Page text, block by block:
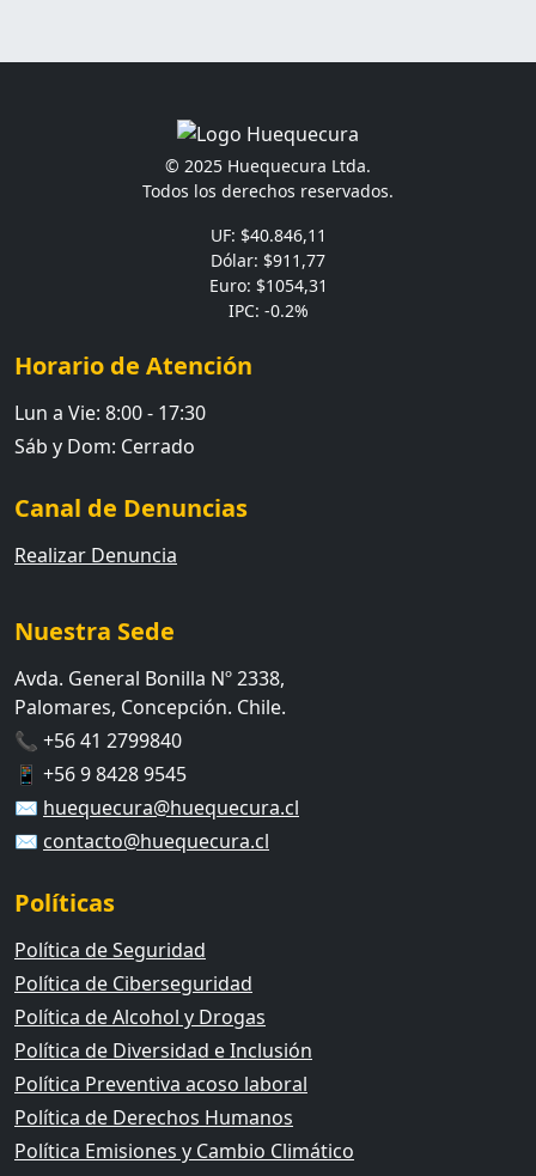
© 2025 Huequecura Ltda.
Todos los derechos reservados.
UF: $40.846,11
Dólar: $911,77
Euro: $1054,31
IPC: -0.2%
Horario de Atención
Lun a Vie: 8:00 - 17:30
Sáb y Dom: Cerrado
Canal de Denuncias
Realizar Denuncia
Nuestra Sede
Avda. General Bonilla Nº 2338,
Palomares, Concepción. Chile.
📞 +56 41 2799840
📱 +56 9 8428 9545
✉️ huequecura@huequecura.cl
✉️ contacto@huequecura.cl
Políticas
Política de Seguridad
Política de Ciberseguridad
Política de Alcohol y Drogas
Política de Diversidad e Inclusión
Política Preventiva acoso laboral
Política de Derechos Humanos
Política Emisiones y Cambio Climático